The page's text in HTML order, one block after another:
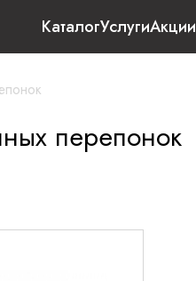
КаталогУслугиАкции
перепонок